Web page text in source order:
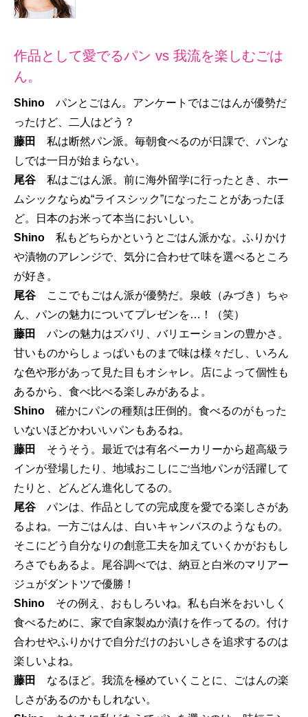
作品として愛でるパン vs 我流を楽しむごは
ん。
Shino パンとごはん。アンケートではごはんが優勢だ
ったけど、二人はどう？
藤田
私は断然パン派。毎朝食べるのが日課で、パンな
しでは一日が始まらない。
尾谷 私はごはん派。前に海外留学に行ったとき、ホー
ムシックならぬ“ライスシック”になったことがあったほ
ど。日本のお米って本当においしい。
Shino 私もどちらかというとごはん派かな。ふりかけ
や漬物のアレンジで、気分に合わせて味を選べるところ
が好き。
尾谷 ここでもごはん派が優勢だ。泉岐（みづき）ちゃ
ん、パンの魅力についてプレゼンを…！（笑）
藤田
パンの魅力はズバリ、バリエーションの豊かさ。
甘いものからしょっぱいものまで味は様々だし、いろん
な色や形があって見た目もオシャレ。店によって個性も
あるから、食べ比べる楽しみがあるよ。
Shino 確かにパンの種類は圧倒的。食べるのがもった
いないほどかわいいパンもあるね。
藤田
そうそう。最近では有名ベーカリーから超高級ラ
インが登場したり、地域おこしにご当地パンが活躍して
たりと、どんどん進化してるの。
尾谷 パンは、作品としての完成度を愛でる楽しさがあ
るよね。一方ごはんは、白いキャンバスのようなもの。
そこにどう自分なりの創意工夫を加えていくかがおもし
ろさでもあるよ。尾谷調べでは、納豆と白米のマリアー
ジュがダントツで優勝！
Shino その例え、おもしろいね。私も白米をおいしく
食べるために、家で自家製ぬか漬けを作ってるの。付け
合わせやふりかけで自分だけのおいしさを追求するのは
楽しいよね。
藤田
なるほど。我流を極めていくことに、ごはんの楽
しさがあるのかもしれない。